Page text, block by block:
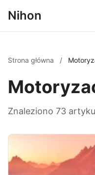
Nihon
Strona główna /
Znaleziono 73